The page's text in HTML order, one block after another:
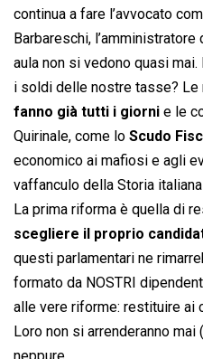
continua a fare l’avvocato
Barbareschi,
aula non si vedono quasi
i soldi delle nostre tasse? Le
fanno già tutti i giorni e le
Quirinale, come lo Scudo
economico ai mafiosi e agli
vaffanculo della Storia
La prima riforma è quella di
scegliere il proprio
questi parlamentari ne
formato da NOSTRI
alle vere riforme: restituire ai
Loro non si arrenderanno